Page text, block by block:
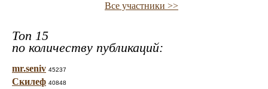
Все участники >>
Топ 15
по количеству публикаций:
mr.seniv 45237
Скилеф 40848